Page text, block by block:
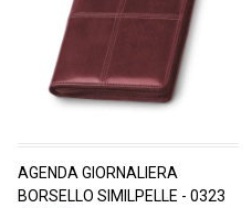
AGENDA GIORNALIERA
BORSELLO SIMILPELLE - 0323